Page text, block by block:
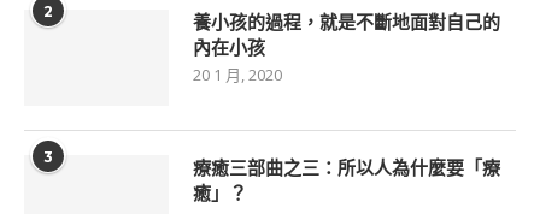
2
養小孩的過程，就是不斷地面對自己的
內在小孩
20 1 月, 2020
3
療癒三部曲之三：所以人為什麼要「療
癒」？